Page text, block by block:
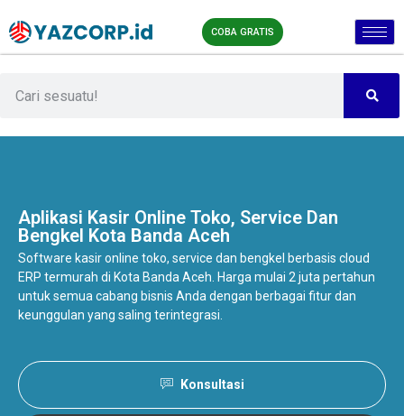
COBA GRATIS
Aplikasi Kasir Online Toko, Service Dan
Bengkel Kota Banda Aceh
Software kasir online toko, service dan bengkel berbasis cloud
ERP termurah di Kota Banda Aceh. Harga mulai 2 juta pertahun
untuk semua cabang bisnis Anda dengan berbagai fitur dan
keunggulan yang saling terintegrasi.
Konsultasi